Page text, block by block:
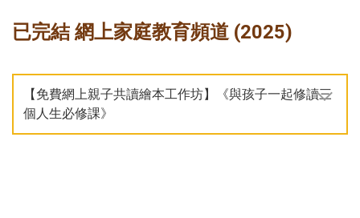
已完結 網上家庭教育頻道 (2025)
【免費網上親子共讀繪本工作坊】《與孩子一起修讀三
個人生必修課》